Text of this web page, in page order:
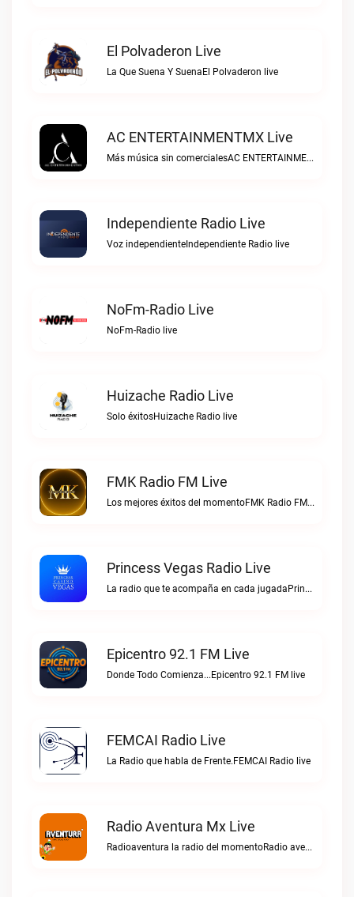
El Polvaderon Live
La Que Suena Y SuenaEl Polvaderon live
AC ENTERTAINMENTMX Live
Más música sin comercialesAC ENTERTAINMENTMX live
Independiente Radio Live
Voz independienteIndependiente Radio live
NoFm-Radio Live
NoFm-Radio live
Huizache Radio Live
Solo éxitosHuizache Radio live
FMK Radio FM Live
Los mejores éxitos del momentoFMK Radio FM live
Princess Vegas Radio Live
La radio que te acompaña en cada jugadaPrincess Vegas Radio live
Epicentro 92.1 FM Live
Donde Todo Comienza...Epicentro 92.1 FM live
FEMCAI Radio Live
La Radio que habla de Frente.FEMCAI Radio live
Radio Aventura Mx Live
Radioaventura la radio del momentoRadio aventura mx live